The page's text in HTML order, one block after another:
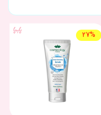
27%